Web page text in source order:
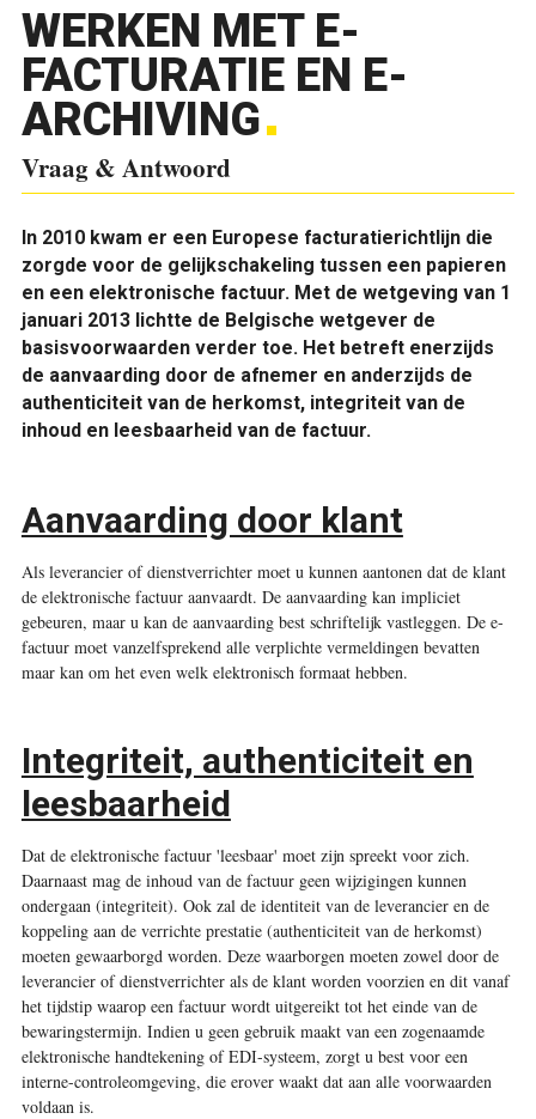
WERKEN MET E-
FACTURATIE EN E-
ARCHIVING
Vraag & Antwoord
In 2010 kwam er een Europese facturatierichtlijn die
zorgde voor de gelijkschakeling tussen een papieren
en een elektronische factuur. Met de wetgeving van 1
januari 2013 lichtte de Belgische wetgever de
basisvoorwaarden verder toe. Het betreft enerzijds
de aanvaarding door de afnemer en anderzijds de
authenticiteit van de herkomst, integriteit van de
inhoud en leesbaarheid van de factuur.
Aanvaarding door klant
Als leverancier of dienstverrichter moet u kunnen aantonen dat de klant
de elektronische factuur aanvaardt. De aanvaarding kan impliciet
gebeuren, maar u kan de aanvaarding best schriftelijk vastleggen. De e-
factuur moet vanzelfsprekend alle verplichte vermeldingen bevatten
maar kan om het even welk elektronisch formaat hebben.
Integriteit, authenticiteit en
leesbaarheid
Dat de elektronische factuur 'leesbaar' moet zijn spreekt voor zich.
Daarnaast mag de inhoud van de factuur geen wijzigingen kunnen
ondergaan (integriteit). Ook zal de identiteit van de leverancier en de
koppeling aan de verrichte prestatie (authenticiteit van de herkomst)
moeten gewaarborgd worden. Deze waarborgen moeten zowel door de
leverancier of dienstverrichter als de klant worden voorzien en dit vanaf
het tijdstip waarop een factuur wordt uitgereikt tot het einde van de
bewaringstermijn. Indien u geen gebruik maakt van een zogenaamde
elektronische handtekening of EDI-systeem, zorgt u best voor een
interne-controleomgeving, die erover waakt dat aan alle voorwaarden
voldaan is.